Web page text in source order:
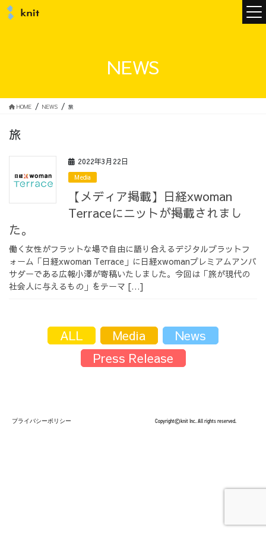
メンバー 会社概要
サービス
採用情報
採用情報トップ チームインタビュー01
チームインタビュー02 チームインタビュー03
NEWS
HOME NEWS 旅
旅
2022年3月22日
Media
【メディア掲載】日経xwoman
Terraceにニットが掲載されまし
た。
働く女性がフラットな場で自由に語り合えるデジタルプラットフ
ォーム「日経xwoman Terrace」に日経xwomanプレミアムアンバ
サダーである広報小澤が寄稿いたしました。今回は「旅が現代の
社会人に与えるもの」をテーマ […]
ALL Media
News
Press Release
プライバシーポリシー Copyright©knit Inc. All rights reserved.